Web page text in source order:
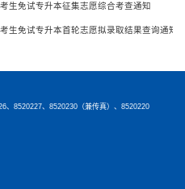
生免试专升本征集志愿综合考查通知
生免试专升本首轮志愿拟录取结果查询通知
、8520227、8520230（兼传真）、8520220